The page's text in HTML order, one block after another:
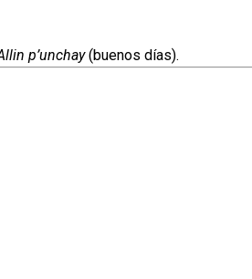
p’unchay(buenos días).